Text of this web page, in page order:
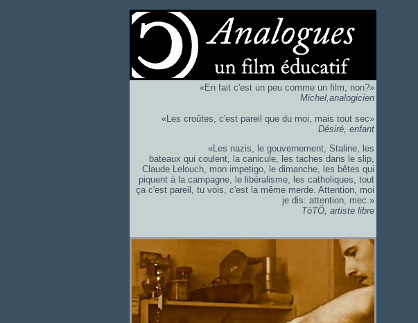
«En fait c'est un peu comme un film, non?»
Michel,analogicien
«Les croûtes, c'est pareil que du moi, mais tout sec»
Désiré, enfant
«Les nazis, le gouvernement, Staline, les
bateaux qui coulent, la canicule, les taches dans le slip,
Claude Lelouch, mon impetigo, le dimanche, les bêtes qui
piquent à la campagne, le libéralisme, les catholiques, tout
ça c'est pareil, tu vois, c'est la même merde. Attention, moi
je dis: attention, mec.»
TöTÖ, artiste libre